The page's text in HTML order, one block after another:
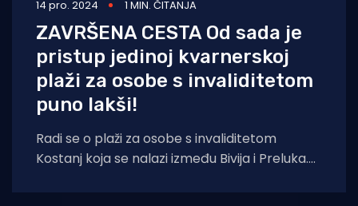
14 pro. 2024 1 MIN. ČITANJA
ZAVRŠENA CESTA Od sada je
pristup jedinoj kvarnerskoj
plaži za osobe s invaliditetom
puno lakši!
Radi se o plaži za osobe s invaliditetom
Kostanj koja se nalazi između Bivija i Preluka.